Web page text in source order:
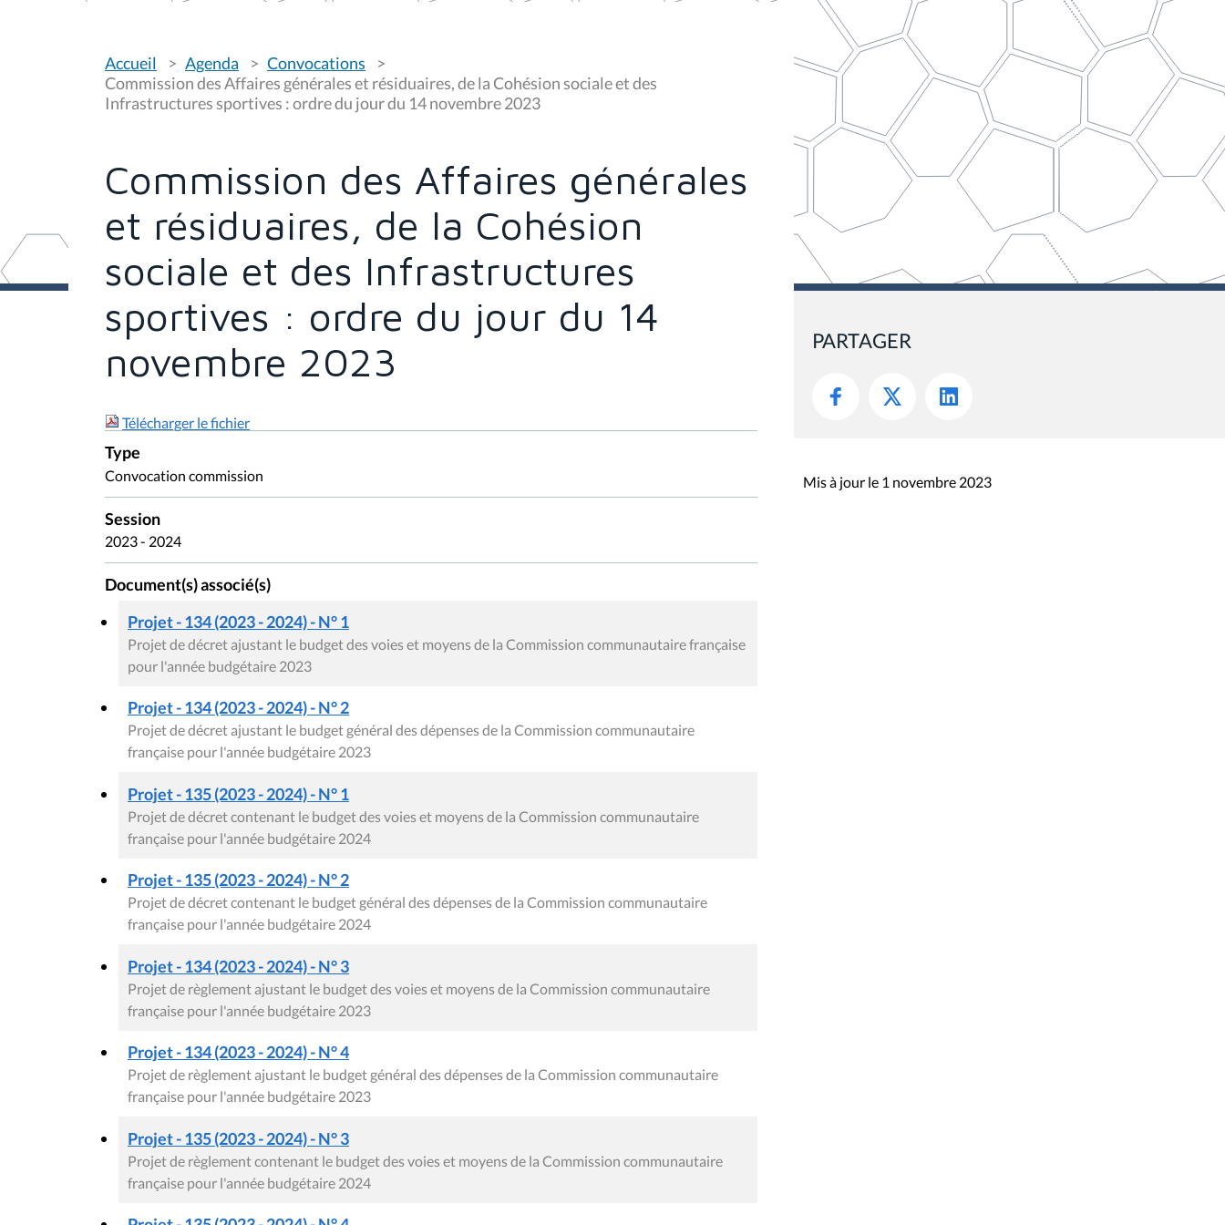
o
u
s
ê
c
:
Accueil Agenda
Convocations
Commission des Affaires générales et résiduaires, de la Cohésion sociale et des
Infrastructures sportives : ordre du jour du 14 novembre 2023
Commission des Affaires générales
et résiduaires, de la Cohésion
sociale et des Infrastructures
sportives : ordre du jour du 14
novembre 2023
Télécharger le fichier
Type
Convocation commission
Session
2023 - 2024
Document(s) associé(s)
Projet - 134 (2023 - 2024) - N° 1
Projet de décret ajustant le budget des voies et moyens de la Commission communautaire française
pour l'année budgétaire 2023
Projet - 134 (2023 - 2024) - N° 2
Projet de décret ajustant le budget général des dépenses de la Commission communautaire
française pour l'année budgétaire 2023
Projet - 135 (2023 - 2024) - N° 1
Projet de décret contenant le budget des voies et moyens de la Commission communautaire
française pour l'année budgétaire 2024
Projet - 135 (2023 - 2024) - N° 2
Projet de décret contenant le budget général des dépenses de la Commission communautaire
française pour l'année budgétaire 2024
Projet - 134 (2023 - 2024) - N° 3
Projet de règlement ajustant le budget des voies et moyens de la Commission communautaire
française pour l'année budgétaire 2023
Projet - 134 (2023 - 2024) - N° 4
Projet de règlement ajustant le budget général des dépenses de la Commission communautaire
française pour l'année budgétaire 2023
Projet - 135 (2023 - 2024) - N° 3
Projet de règlement contenant le budget des voies et moyens de la Commission communautaire
française pour l'année budgétaire 2024
PARTAGER
Mis à jour le 1 novembre 2023